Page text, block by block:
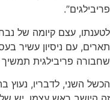
פריבילגים”.
לטענתו, עצם קיומה של
תארים, עם ניסיון עשיר
שחבורה פריבילגית
הכשל השני, לדבריו, נעוץ